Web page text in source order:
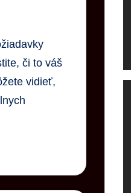
či to váš
vidieť,